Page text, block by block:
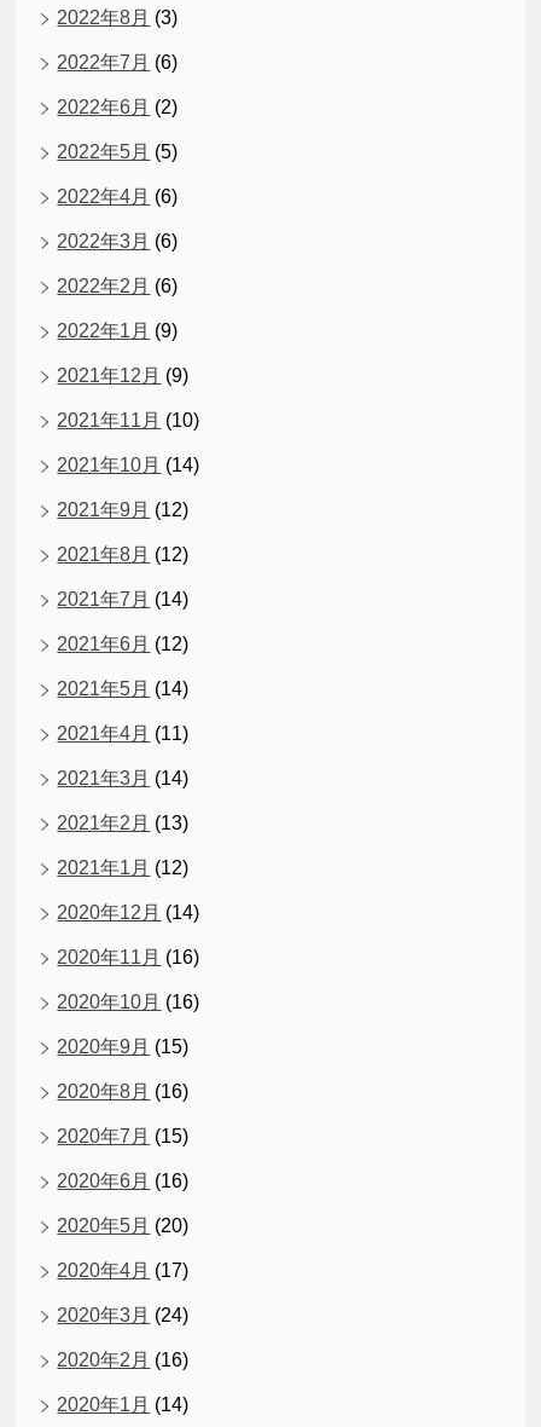
2022年8月 (3)
2022年7月 (6)
2022年6月 (2)
2022年5月 (5)
2022年4月 (6)
2022年3月 (6)
2022年2月 (6)
2022年1月 (9)
2021年12月 (9)
2021年11月 (10)
2021年10月 (14)
2021年9月 (12)
2021年8月 (12)
2021年7月 (14)
2021年6月 (12)
2021年5月 (14)
2021年4月 (11)
2021年3月 (14)
2021年2月 (13)
2021年1月 (12)
2020年12月 (14)
2020年11月 (16)
2020年10月 (16)
2020年9月 (15)
2020年8月 (16)
2020年7月 (15)
2020年6月 (16)
2020年5月 (20)
2020年4月 (17)
2020年3月 (24)
2020年2月 (16)
2020年1月 (14)